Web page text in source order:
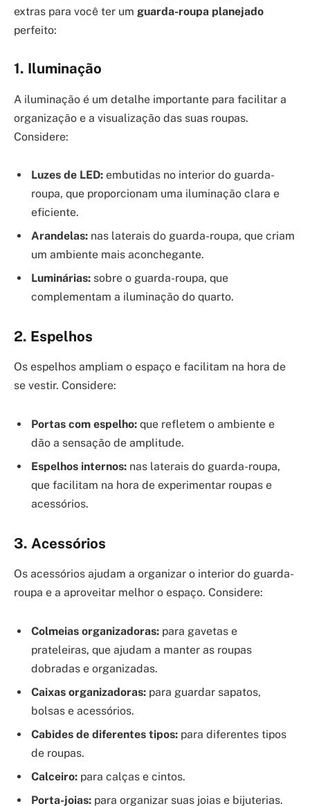
extras para você ter um guarda-roupa planejado
perfeito:
1. Iluminação
A iluminação é um detalhe importante para facilitar a
organização e a visualização das suas roupas.
Considere:
Luzes de LED: embutidas no interior do guarda-
roupa, que proporcionam uma iluminação clara e
eficiente.
Arandelas: nas laterais do guarda-roupa, que criam
um ambiente mais aconchegante.
Luminárias: sobre o guarda-roupa, que
complementam a iluminação do quarto.
2. Espelhos
Os espelhos ampliam o espaço e facilitam na hora de
se vestir. Considere:
Portas com espelho: que refletem o ambiente e
dão a sensação de amplitude.
Espelhos internos: nas laterais do guarda-roupa,
que facilitam na hora de experimentar roupas e
acessórios.
3. Acessórios
Os acessórios ajudam a organizar o interior do guarda-
roupa e a aproveitar melhor o espaço. Considere:
Colmeias organizadoras: para gavetas e
prateleiras, que ajudam a manter as roupas
dobradas e organizadas.
Caixas organizadoras: para guardar sapatos,
bolsas e acessórios.
Cabides de diferentes tipos: para diferentes tipos
de roupas.
Calceiro: para calças e cintos.
Porta-joias: para organizar suas joias e bijuterias.